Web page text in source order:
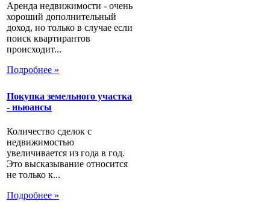
Аренда недвижимости - очень
хороший дополнительный
доход, но только в случае если
поиск квартирантов
происходит...
Подробнее »
Покупка земельного участка
- ньюансы
Количество сделок с
недвижимостью
увеличивается из года в год.
Это высказывание относится
не только к...
Подробнее »